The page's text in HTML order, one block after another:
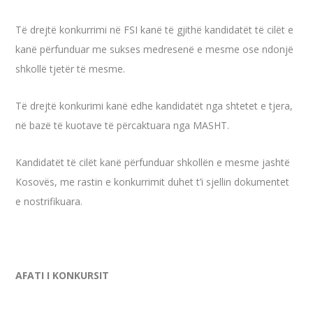
Të drejtë konkurrimi në FSI kanë të gjithë kandidatët të cilët e
kanë përfunduar me sukses medresenë e mesme ose ndonjë
shkollë tjetër të mesme.
Të drejtë konkurimi kanë edhe kandidatët nga shtetet e tjera,
në bazë të kuotave të përcaktuara nga MASHT.
Kandidatët të cilët kanë përfunduar shkollën e mesme jashtë
Kosovës, me rastin e konkurrimit duhet t’i sjellin dokumentet
e nostrifikuara.
AFATI I KONKURSIT